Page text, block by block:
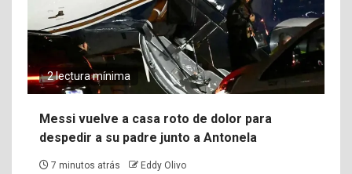
2 lectura mínima
Messi vuelve a casa roto de dolor para
despedir a su padre junto a Antonela
7 minutos atrás Eddy Olivo